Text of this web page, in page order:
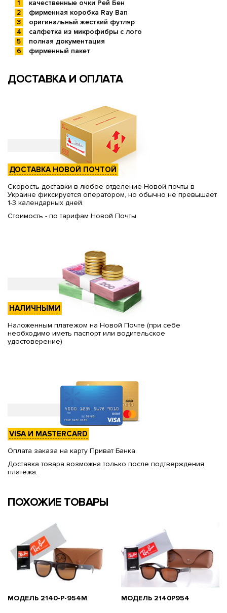
качественные очки Рей Бен
фирменная коробка Ray Ban
оригинальный жесткий футляр
салфетка из микрофибры с лого
полная документация
фирменный пакет
ДОСТАВКА И ОПЛАТА
ДОСТАВКА НОВОЙ ПОЧТОЙ
Скорость доставки в любое отделение Новой почты в
Украине фиксируется оператором, но обычно не превышает
1-3 календарных дней.
Стоимость - по тарифам Новой Почты.
НАЛИЧНЫМИ
Наложенным платежом на Новой Почте (при себе
необходимо иметь паспорт или водительское
удостоверение)
VISA И MASTERCARD
Оплата заказа на карту Приват Банка.
Доставка товара возможна только после подтверждения
платежа.
ПОХОЖИЕ ТОВАРЫ
МОДЕЛЬ 2140-P-954M МОДЕЛЬ 2140P954